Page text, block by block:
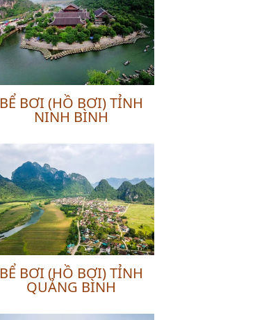
BỂ BƠI (HỒ BƠI) TỈNH
NINH BÌNH
BỂ BƠI (HỒ BƠI) TỈNH
QUẢNG BÌNH